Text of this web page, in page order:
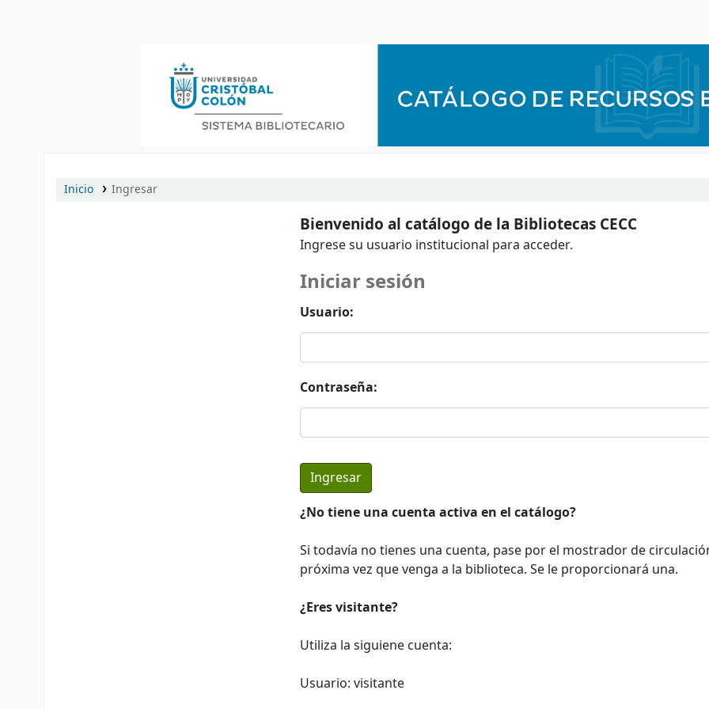
Inicio Ingresar
Bienvenido al catálogo de la Bibliotecas CECC
Ingrese su usuario institucional para acceder.
Iniciar sesión
Usuario:
Contraseña:
¿No tiene una cuenta activa en el catálogo?
Si todavía no tienes una cuenta, pase por el mostrador de
próxima vez que venga a la biblioteca. Se le proporcionará una.
¿Eres visitante?
Utiliza la siguiene cuenta:
Usuario: visitante